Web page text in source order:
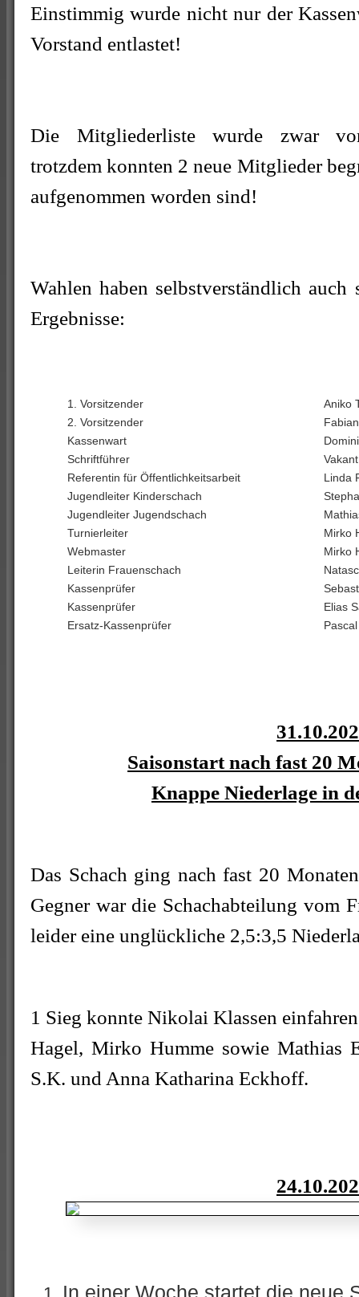
Einstimmig wurde nicht nur der
Vorstand entlastet!
Die Mitgliederliste wurde zwar
trotzdem konnten 2 neue Mitglieder
aufgenommen worden sind!
Wahlen haben selbstverständlich
Ergebnisse:
1. Vorsitzender
Aniko
2. Vorsitzender
Kassenwart
Schriftführer
Vakant
Referentin für Öffentlichkeitsarbeit
Linda
Jugendleiter Kinderschach
Jugendleiter Jugendschach
Turnierleiter
Mirko
Webmaster
Mirko
Leiterin Frauenschach
Kassenprüfer
Kassenprüfer
Elias
Ersatz-Kassenprüfer
Saisonstart nach fast 20
Knappe Niederlage in
Das Schach ging nach fast 20
Gegner war die Schachabteilung vom
leider eine unglückliche 2,5:3,5
1 Sieg konnte Nikolai Klassen
Hagel, Mirko Humme sowie Mathias
S.K. und Anna Katharina Eckhoff.
In einer Woche startet die neue